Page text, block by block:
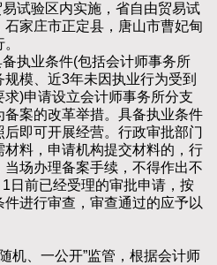
验区内实施，省自由贸易试
家庄市正定县，唐山市曹妃甸
业条件(包括会计师事务所
模、近3年未因执业行为受到
)申请设立会计师事务所分支
案的改革举措。具备执业条件
即可开展经营。行政审批部门
料，申请机构提交材料的，行
场办理备案手续，不得作出不
日前已经受理的审批申请，按
进行审查，审查通过的应予以
、一公开”监管，根据会计师